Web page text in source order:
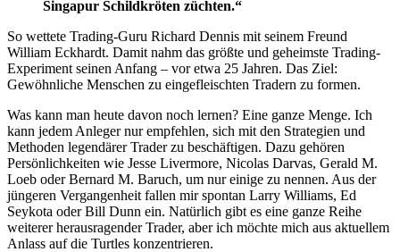
Singapur Schildkröten züchten.“
So wettete Trading-Guru Richard Dennis mit seinem Freund
William Eckhardt. Damit nahm das größte und geheimste Trading-
Experiment seinen Anfang – vor etwa 25 Jahren. Das Ziel:
Gewöhnliche Menschen zu eingefleischten Tradern zu formen.
Was kann man heute davon noch lernen? Eine ganze Menge. Ich
kann jedem Anleger nur empfehlen, sich mit den Strategien und
Methoden legendärer Trader zu beschäftigen. Dazu gehören
Persönlichkeiten wie Jesse Livermore, Nicolas Darvas, Gerald M.
Loeb oder Bernard M. Baruch, um nur einige zu nennen. Aus der
jüngeren Vergangenheit fallen mir spontan Larry Williams, Ed
Seykota oder Bill Dunn ein. Natürlich gibt es eine ganze Reihe
weiterer herausragender Trader, aber ich möchte mich aus aktuellem
Anlass auf die Turtles konzentrieren.